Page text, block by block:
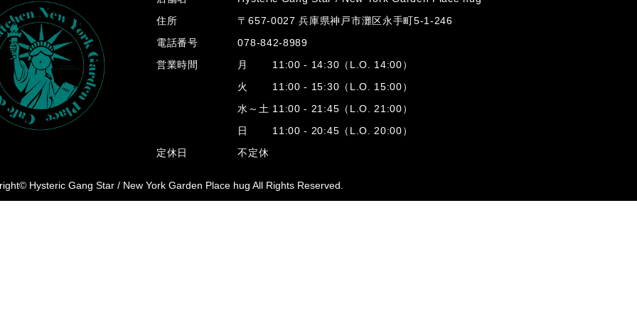
住所
〒657-0027 兵庫県神戸市灘区永手町5-1-246
電話番号
078-842-8989
営業時間
月 11:00 - 14:30（L.O. 14:00）
火 11:00 - 15:30（L.O. 15:00）
水～土 11:00 - 21:45（L.O. 21:00）
日 11:00 - 20:45（L.O. 20:00）
定休日
不定休
Hysteric Gang Star / New York Garden Place hug All Rights Reserved.